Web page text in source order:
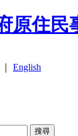
原住民
English
搜尋